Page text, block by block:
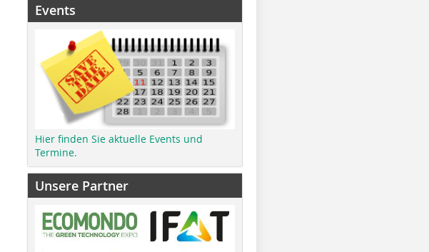
Events
Hier finden Sie aktuelle Events und
Termine.
Unsere Partner